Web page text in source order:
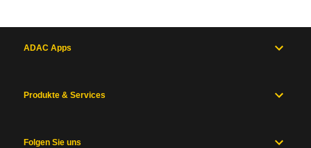
ADAC Apps
Produkte & Services
Folgen Sie uns